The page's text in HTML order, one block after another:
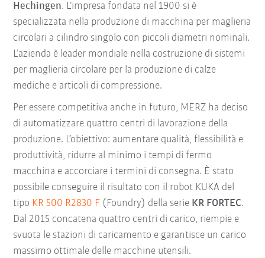
Hechingen. L’impresa fondata nel 1900 si è
specializzata nella produzione di macchina per maglieria
circolari a cilindro singolo con piccoli diametri nominali.
L’azienda è leader mondiale nella costruzione di sistemi
per maglieria circolare per la produzione di calze
mediche e articoli di compressione.
Per essere competitiva anche in futuro, MERZ ha deciso
di automatizzare quattro centri di lavorazione della
produzione. L’obiettivo: aumentare qualità, flessibilità e
produttività, ridurre al minimo i tempi di fermo
macchina e accorciare i termini di consegna. È stato
possibile conseguire il risultato con il robot KUKA del
tipo KR 500 R2830 F (Foundry) della serie KR FORTEC.
Dal 2015 concatena quattro centri di carico, riempie e
svuota le stazioni di caricamento e garantisce un carico
massimo ottimale delle macchine utensili.